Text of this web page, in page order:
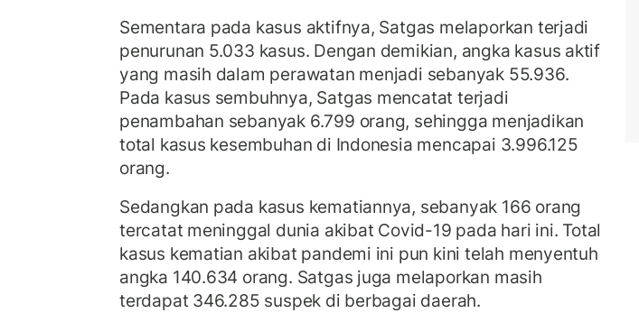
Sementara pada kasus aktifnya, Satgas melaporkan terjadi
penurunan 5.033 kasus. Dengan demikian, angka kasus aktif
yang masih dalam perawatan menjadi sebanyak 55.936.
Pada kasus sembuhnya, Satgas mencatat terjadi
penambahan sebanyak 6.799 orang, sehingga menjadikan
total kasus kesembuhan di Indonesia mencapai 3.996.125
orang.
Sedangkan pada kasus kematiannya, sebanyak 166 orang
tercatat meninggal dunia akibat Covid-19 pada hari ini. Total
kasus kematian akibat pandemi ini pun kini telah menyentuh
angka 140.634 orang. Satgas juga melaporkan masih
terdapat 346.285 suspek di berbagai daerah.